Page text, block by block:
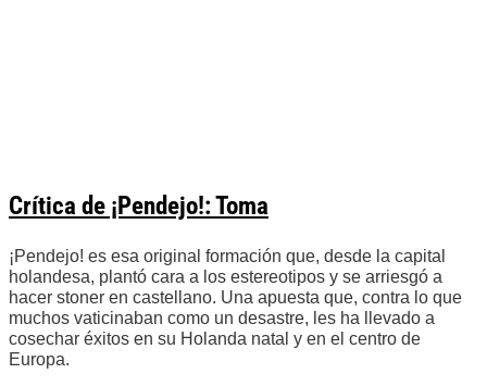
Crítica de ¡Pendejo!: Toma
¡Pendejo! es esa original formación que, desde la capital
holandesa, plantó cara a los estereotipos y se arriesgó a
hacer stoner en castellano. Una apuesta que, contra lo que
muchos vaticinaban como un desastre, les ha llevado a
cosechar éxitos en su Holanda natal y en el centro de
Europa.